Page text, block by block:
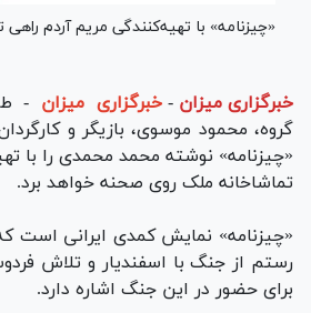
«چیزنامه» با تهیه‌کنندگی مریم آردم
خبرگزاری میزان - خبرگزاری میزان -
گروه، محمود موسوی، بازیگر و
«چیزنامه» نوشته محمد محمدی را با
تماشاخانه ملک روی صحنه خواهد برد.
«چیزنامه» نمایش کمدی ایرانی است
رستم از جنگ با اسفندیار و تلاش
برای حضور در این جنگ اشاره دارد.